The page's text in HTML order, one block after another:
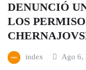
DENUNCIÓ
LOS
index Ago 6,